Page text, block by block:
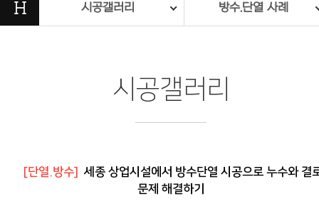
H 시공갤러리 방수.단열 사례
시공갤러리
[단열.방수]
세종 상업시설에서 방수단열 시공으로 누수와 결
문제 해결하기